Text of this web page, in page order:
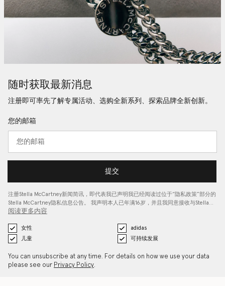
随时获取最新消息
注册即可率先了解专属活动、选购全新系列、探索品牌全新创新。
您的邮箱
提交
注册Stella McCartney新闻简讯，即代表我已声明我已经阅读过位于“隐私政策”部分的
Stella McCartney隐私信息公告。 我声明本人已年满16岁，并且我同意接收与Stella…
阅读更多内容
女性
adidas
儿童
可持续发展
You can unsubscribe at any time. For details on how we use your data
please see our Privacy Policy.